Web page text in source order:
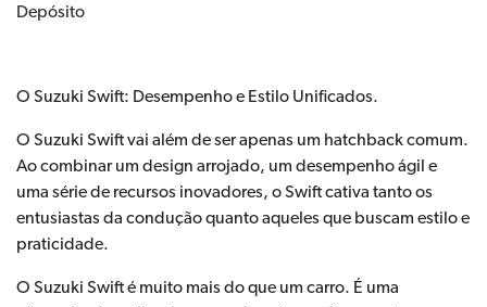
Depósito
O Suzuki Swift: Desempenho e Estilo Unificados.
O Suzuki Swift vai além de ser apenas um hatchback comum.
Ao combinar um design arrojado, um desempenho ágil e
uma série de recursos inovadores, o Swift cativa tanto os
entusiastas da condução quanto aqueles que buscam estilo e
praticidade.
O Suzuki Swift é muito mais do que um carro. É uma